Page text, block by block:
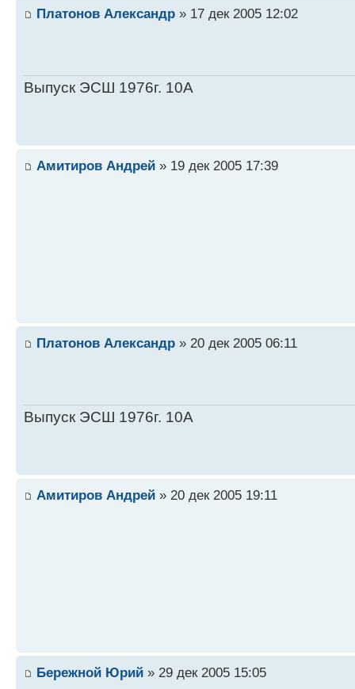
Платонов Александр » 17 дек 2005 12:02
Выпуск ЭСШ 1976г. 10А
Амитиров Андрей » 19 дек 2005 17:39
Платонов Александр » 20 дек 2005 06:11
Выпуск ЭСШ 1976г. 10А
Амитиров Андрей » 20 дек 2005 19:11
Бережной Юрий » 29 дек 2005 15:05